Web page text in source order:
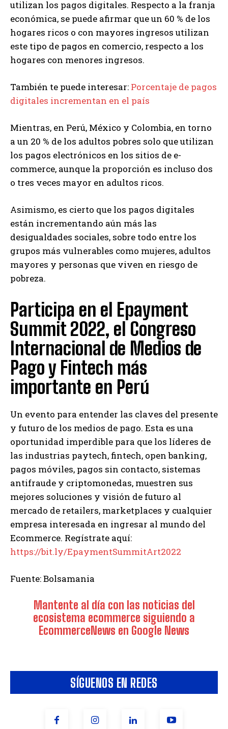
SÍGUENOS EN REDES
utilizan los pagos digitales. Respecto a la franja
económica, se puede afirmar que un 60 % de los
hogares ricos o con mayores ingresos utilizan
este tipo de pagos en comercio, respecto a los
hogares con menores ingresos.
También te puede interesar: Porcentaje de pagos
digitales incrementan en el país
Mientras, en Perú, México y Colombia, en torno
a un 20 % de los adultos pobres solo que utilizan
los pagos electrónicos en los sitios de e-
commerce, aunque la proporción es incluso dos
o tres veces mayor en adultos ricos.
Asimismo, es cierto que los pagos digitales
están incrementando aún más las
desigualdades sociales, sobre todo entre los
grupos más vulnerables como mujeres, adultos
mayores y personas que viven en riesgo de
pobreza.
Participa en el Epayment
Summit 2022, el Congreso
Internacional de Medios de
Pago y Fintech más
importante en Perú
Un evento para entender las claves del presente
y futuro de los medios de pago. Esta es una
oportunidad imperdible para que los líderes de
las industrias paytech, fintech, open banking,
pagos móviles, pagos sin contacto, sistemas
antifraude y criptomonedas, muestren sus
mejores soluciones y visión de futuro al
mercado de retailers, marketplaces y cualquier
empresa interesada en ingresar al mundo del
Ecommerce. Regístrate aquí:
https://bit.ly/EpaymentSummitArt2022
Fuente: Bolsamania
Mantente al día con las noticias del
ecosistema ecommerce siguiendo a
EcommerceNews en Google News